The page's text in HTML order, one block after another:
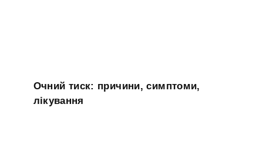
Очний тиск: причини, симптоми,
лікування